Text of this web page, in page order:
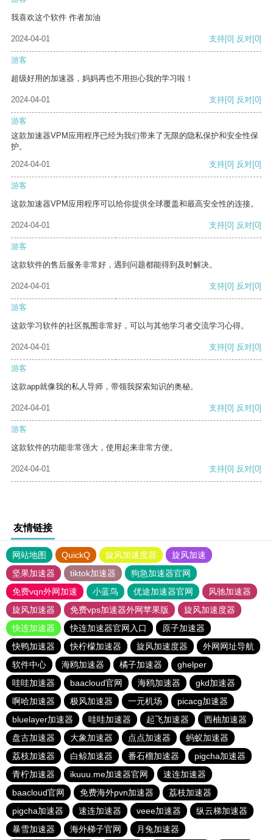
我喜欢这个软件 作者加油
2024-04-01 支持[0] 反对[0]
游客
超级好用的加速器，妈妈再也不用担心我的学习啦！
2024-04-01 支持[0] 反对[0]
游客
这款加速器VPM应用程序已经为我们带来了无限的隐私保护和安全性保
护。
2024-04-01
支持[0] 反对[0]
游客
这款加速器VPM应用程序可以给你提供全球覆盖和最高安全性的连接。
2024-04-01 支持[0] 反对[0]
游客
这款软件的售后服务非常好，遇到问题都能得到及时解决。
2024-04-01 支持[0] 反对[0]
游客
这款学习软件的社区氛围非常好，可以与其他学习者交流学习心得。
2024-04-01 支持[0] 反对[0]
游客
这款app就像我的私人导师，带领我探索知识的奥秘。
2024-04-01 支持[0] 反对[0]
游客
这款软件的功能非常强大，使用起来非常方便。
2024-04-01 支持[0] 反对[0]
友情链接
网站地图 QuickQ 旋风加速度器
旋风加速
坚果加速器
tiktok加速器
狗急加速器官网
免费vqn外网加速
小蓝鸟 优途加速器官网
风驰加速器
旋风加速器
免费vps加速器外网苹果版
旋风加速度器
快连加速器
快连加速器官网入口
原子加速器
快鸭加速器
快柠檬加速器 旋风加速度器
外网网址导航
软件中心
海鸥加速器 橘子加速器
ghelper
哇哇加速器
baacloud官网 海鸥加速器
gkd加速器
啊哈加速器
极风加速器 一元机场
picacg加速器
bluelayer加速器
哇哇加速器 起飞加速器
西柚加速器
盘古加速器
大象加速器 点点加速器
蚂蚁加速器
荔枝加速器
白鲸加速器 番石榴加速器
pigcha加速器
青柠加速器
ikuuu.me加速器官网
速连加速器
baacloud官网
免费海外pvn加速器
荔枝加速器
pigcha加速器
速连加速器 veee加速器
纵云梯加速器
暴雪加速器
海外梯子官网 月兔加速器